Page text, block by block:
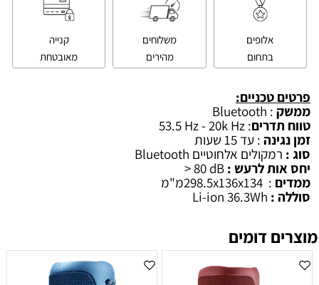
אלופים
בתחום
משלוחים
מהירים
קנייה
מאובטחת
פרטים טכניים:
ממשק :
Bluetooth
טווח תדרים:
53.5 Hz - 20k Hz
זמן נגינה : עד 15 שעות
סוג : רמקולים אלחוטיים Bluetooth
יחס אות לרעש : > 80 dB
ממדים :
298.5x136x134מ"מ
סוללה : Li-ion 36.3Wh
מוצרים דומים